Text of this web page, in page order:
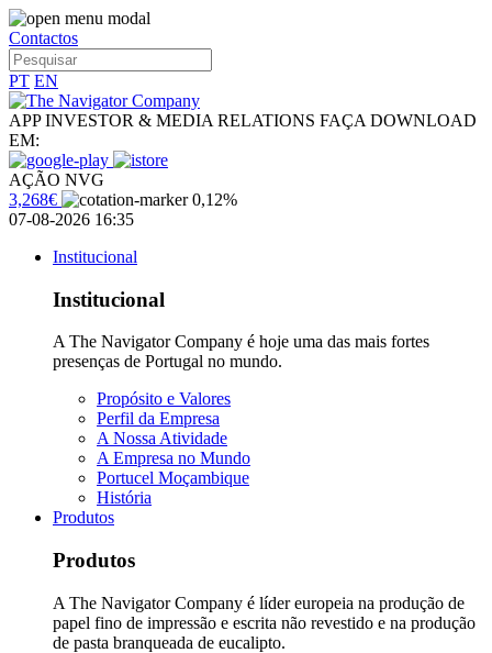
Contactos
PT EN
APP INVESTOR & MEDIA RELATIONS FAÇA DOWNLOAD
EM:
AÇÃO NVG
3,268€
0,12%
07-08-2026 16:35
Institucional
Institucional
A The Navigator Company é hoje uma das mais fortes
presenças de Portugal no mundo.
Propósito e Valores
Perfil da Empresa
A Nossa Atividade
A Empresa no Mundo
Portucel Moçambique
História
Produtos
Produtos
A The Navigator Company é líder europeia na produção de
papel fino de impressão e escrita não revestido e na produção
de pasta branqueada de eucalipto.